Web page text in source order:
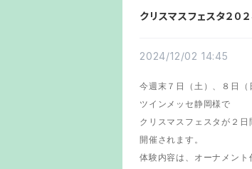
クリスマスフェスタ２０２
2024/12/02 14:45
今週末７日（土）、８日（
ツインメッセ静岡様で
クリスマスフェスタが２日
開催されます。
体験内容は、オーナメント